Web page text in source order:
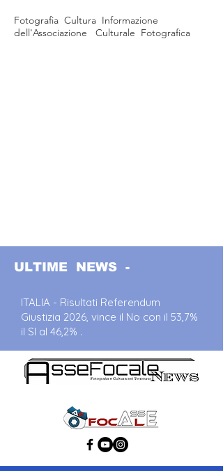
Fotografia Cultura Informazione
dell'Associazione Culturale Fotografica
ULTIME NEWS -
ITALIA - Risultati Referendum
Giustizia 2026, vince il No con il 53,7%
il SI al 46,2% .